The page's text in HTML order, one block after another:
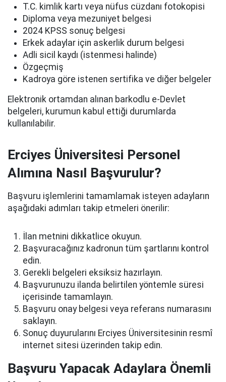
T.C. kimlik kartı veya nüfus cüzdanı fotokopisi
Diploma veya mezuniyet belgesi
2024 KPSS sonuç belgesi
Erkek adaylar için askerlik durum belgesi
Adli sicil kaydı (istenmesi halinde)
Özgeçmiş
Kadroya göre istenen sertifika ve diğer belgeler
Elektronik ortamdan alınan barkodlu e-Devlet
belgeleri, kurumun kabul ettiği durumlarda
kullanılabilir.
Erciyes Üniversitesi Personel
Alımına Nasıl Başvurulur?
Başvuru işlemlerini tamamlamak isteyen adayların
aşağıdaki adımları takip etmeleri önerilir:
İlan metnini dikkatlice okuyun.
Başvuracağınız kadronun tüm şartlarını kontrol
edin.
Gerekli belgeleri eksiksiz hazırlayın.
Başvurunuzu ilanda belirtilen yöntemle süresi
içerisinde tamamlayın.
Başvuru onay belgesi veya referans numarasını
saklayın.
Sonuç duyurularını Erciyes Üniversitesinin resmî
internet sitesi üzerinden takip edin.
Başvuru Yapacak Adaylara Önemli